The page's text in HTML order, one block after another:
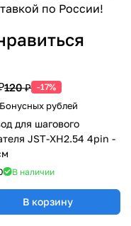
по России!
120 ₽ -17%
рублей
для шагового
JST-XH2.54 4pin -
В наличии
В корзину